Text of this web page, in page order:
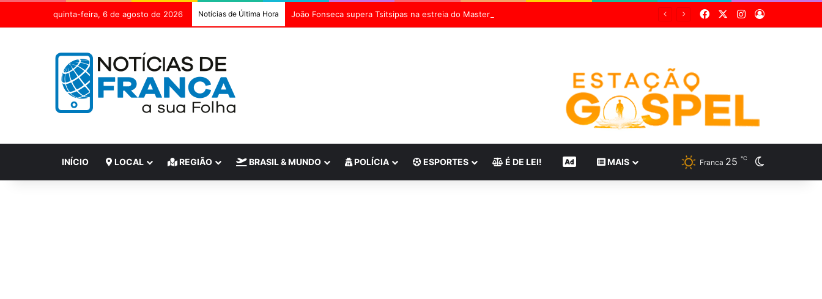
quinta-feira, 6 de agosto de 2026 Notícias de Última Hora João Fonseca supera Tsitsipas na estreia do Masters 1000 de Montreal FacebookInstagram
Entrar
INÍCIO LOCAL REGIÃO BRASIL & MUNDO POLÍCIA ESPORTES É DE LEI! CONTEÚDO DE MARCA
MAIS Franca 25 ℃